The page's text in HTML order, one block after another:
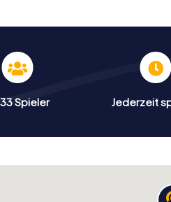
Spieler Jederzeit